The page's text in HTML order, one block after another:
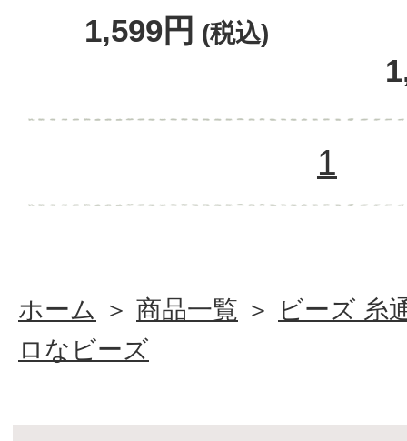
1,599円 (税込)
1
ホーム ＞ 商品一覧 ＞
ビーズ 糸
ロなビーズ